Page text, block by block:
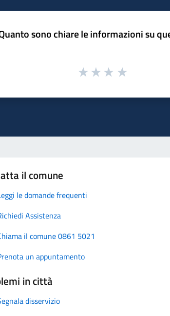
sono chiare le informazioni su
il comune
le domande frequenti
Assistenza
il comune 0861 5021
un appuntamento
in città
disservizio